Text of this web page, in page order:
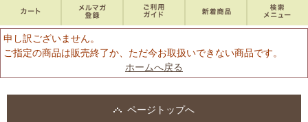
申し訳ございません。
ご指定の商品は販売終了か、ただ今お取扱いできない商品です。
ホームへ戻る
ページトップへ